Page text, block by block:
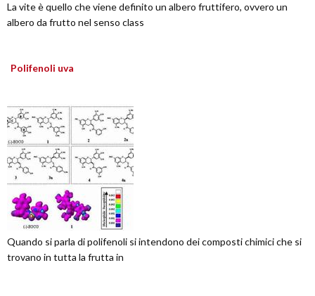
La vite è quello che viene definito un albero fruttifero, ovvero un
albero da frutto nel senso class
Polifenoli uva
Quando si parla di polifenoli si intendono dei composti chimici che si
trovano in tutta la frutta in